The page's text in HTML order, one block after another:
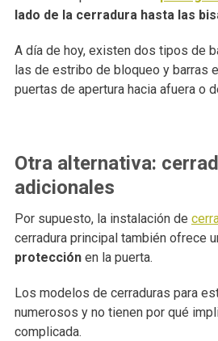
lado de la cerradura hasta las
A día de hoy, existen dos tipos de
las de estribo de bloqueo y barras
puertas de apertura hacia afuera o
Otra alternativa:
adicionales
Por supuesto, la instalación de
cerradura principal también ofrece
protecciónen la puerta.
Los modelos de cerraduras para
numerosos y no tienen por qué
complicada.